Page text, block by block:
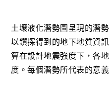
土壤液化潛勢圖呈現的潛
以鑽探得到的地下地質資
算在設計地震強度下，各
度。每個潛勢所代表的意義